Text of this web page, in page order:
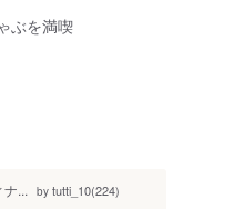
ぶを満喫
... by tutti_10(224)